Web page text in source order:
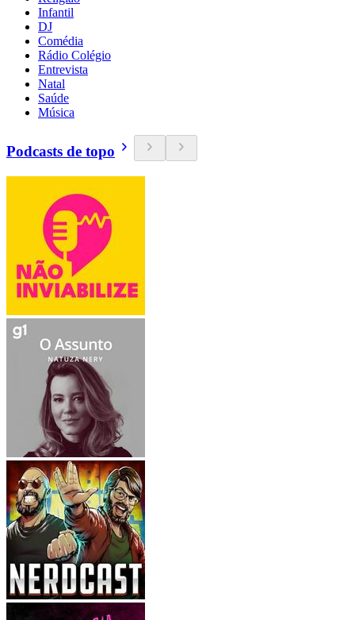
Infantil
DJ
Comédia
Rádio Colégio
Entrevista
Natal
Saúde
Música
Podcasts de topo